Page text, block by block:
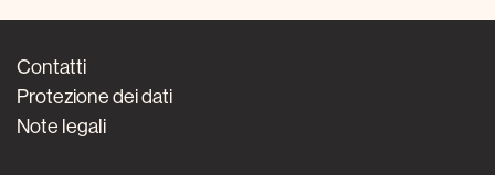
Contatti
Protezione dei dati
Note legali